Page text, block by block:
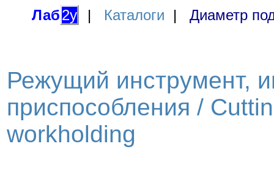
Лаб2у | Каталоги | Диаметр
Режущий инструмент,
приспособления /
workholding